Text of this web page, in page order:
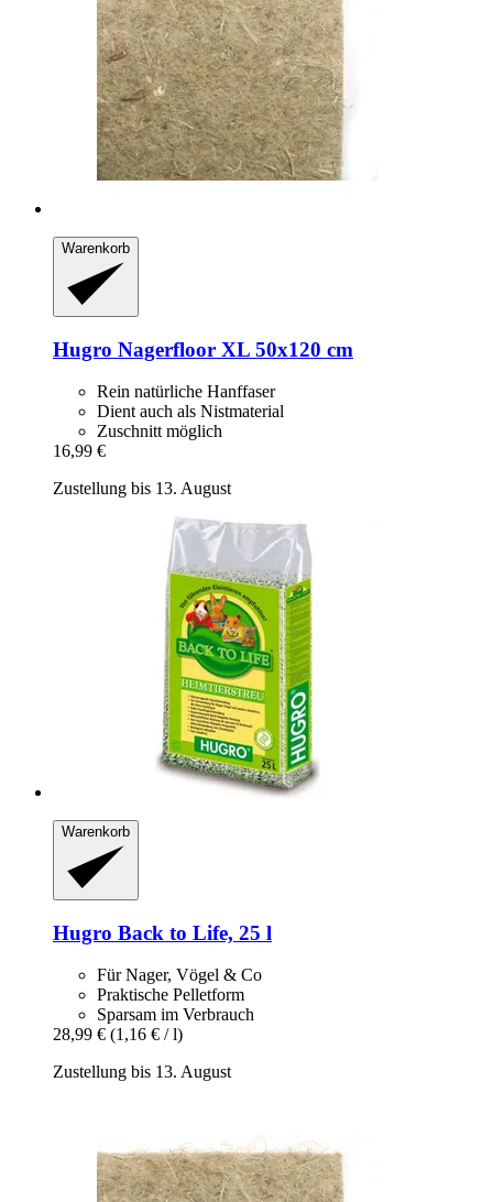
Warenkorb
Hugro Nagerfloor XL 50x120 cm
Rein natürliche Hanffaser
Dient auch als Nistmaterial
Zuschnitt möglich
16,99 €
Zustellung bis 13. August
Warenkorb
Hugro Back to Life, 25 l
Für Nager, Vögel & Co
Praktische Pelletform
Sparsam im Verbrauch
28,99 € (1,16 € / l)
Zustellung bis 13. August